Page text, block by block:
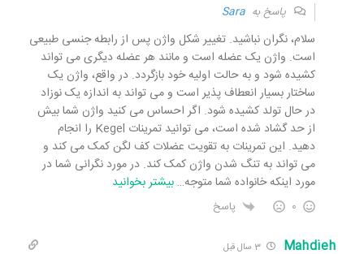
پاسخ به Sara
سلام، نگران نباشید. تغییر شکل واژن پس از رابطه جنسی طبیعی
است. واژن یک عضله است و مانند هر عضله دیگری می تواند
کشیده شود و به حالت اولیه خود بازگردد. در واقع، واژن یک
ساختار بسیار انعطاف پذیر است و می تواند به اندازه یک نوزاد
در حال تولد کشیده شود. اگر احساس می کنید واژن شما بیش
از حد گشاد شده است، می توانید تمرینات Kegel را انجام
دهید. این تمرینات به تقویت عضلات کف لگن کمک می کند و
می تواند به تنگ شدن واژن کمک کند. در مورد نگرانی شما در
مورد اینکه خانواده شما متوجه… بیشتر بخوانید
0 پاسخ
Mahdieh 3 سال قبل